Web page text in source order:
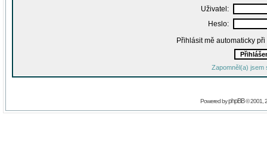
Uživatel:
Heslo:
Přihlásit mě automaticky
Zapomněl(a) jsem
Powered byphpBB© 2001,